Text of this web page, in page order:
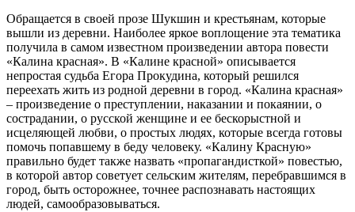
Обращается в своей прозе Шукшин и крестьянам, которые
вышли из деревни. Наиболее яркое воплощение эта тематика
получила в самом известном произведении автора повести
«Калина красная». В «Калине красной» описывается
непростая судьба Егора Прокудина, который решился
переехать жить из родной деревни в город. «Калина красная»
– произведение о преступлении, наказании и покаянии, о
сострадании, о русской женщине и ее бескорыстной и
исцеляющей любви, о простых людях, которые всегда готовы
помочь попавшему в беду человеку. «Калину Красную»
правильно будет также назвать «пропагандисткой» повестью,
в которой автор советует сельским жителям, перебравшимся в
город, быть осторожнее, точнее распознавать настоящих
людей, самообразовываться.